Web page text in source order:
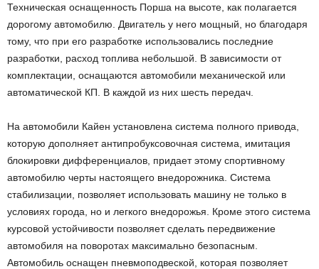
Техническая оснащенность Порша на высоте, как полагается
дорогому автомобилю. Двигатель у него мощный, но благодаря
тому, что при его разработке использовались последние
разработки, расход топлива небольшой. В зависимости от
комплектации, оснащаются автомобили механической или
автоматической КП. В каждой из них шесть передач.
На автомобили Кайен установлена система полного привода,
которую дополняет антипробуксовочная система, имитация
блокировки дифференциалов, придает этому спортивному
автомобилю черты настоящего внедорожника. Система
стабилизации, позволяет использовать машину не только в
условиях города, но и легкого внедорожья. Кроме этого система
курсовой устойчивости позволяет сделать передвижение
автомобиля на поворотах максимально безопасным.
Автомобиль оснащен пневмоподвеской, которая позволяет